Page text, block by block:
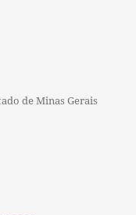
de Minas Gerais